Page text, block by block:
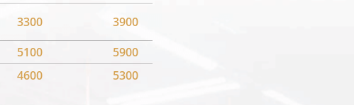
3300
3900
5100
5900
4600 5300